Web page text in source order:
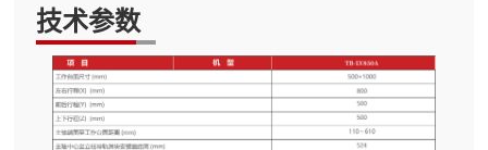
技术参数